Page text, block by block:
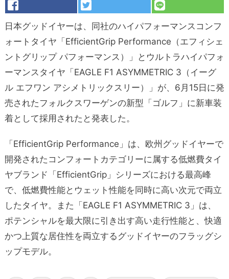
日本グッドイヤーは、同社のハイパフォーマンスコンフ
ォートタイヤ「EfficientGrip Performance（エフィシェ
ントグリップ パフォーマンス）」とウルトラハイパフォ
ーマンスタイヤ「EAGLE F1 ASYMMETRIC 3（イーグ
ル エフワン アシメトリックスリー）」が、6月15日に発
売されたフォルクスワーゲンの新型「ゴルフ」に新車装
着として採用されたと発表した。
「EfficientGrip Performance」は、欧州グッドイヤーで
開発されたコンフォートカテゴリーに属する低燃費タイ
ヤブランド「EfficientGrip」シリーズにおける最高峰
で、低燃費性能とウェット性能を同時に高い次元で両立
したタイヤ。また「EAGLE F1 ASYMMETRIC 3」は、
ポテンシャルを最大限に引き出す高い走行性能と、快適
かつ上質な居住性を両立するグッドイヤーのフラッグシ
ップモデル。